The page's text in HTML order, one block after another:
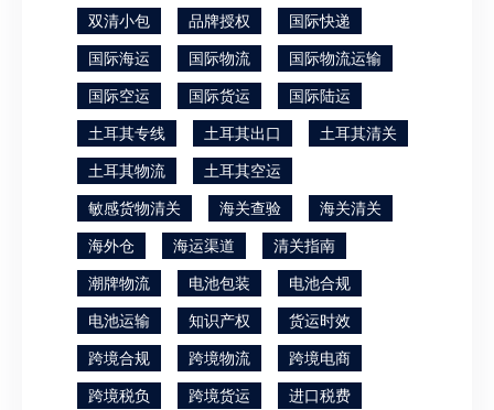
双清小包 品牌授权
国际快递
国际海运
国际物流
国际物流运输
国际空运
国际货运
国际陆运
土耳其专线
土耳其出口
土耳其清关
土耳其物流
土耳其空运
敏感货物清关
海关查验
海关清关
海外仓
海运渠道
清关指南
潮牌物流
电池包装
电池合规
电池运输
知识产权
货运时效
跨境合规
跨境物流
跨境电商
跨境税负
跨境货运
进口税费